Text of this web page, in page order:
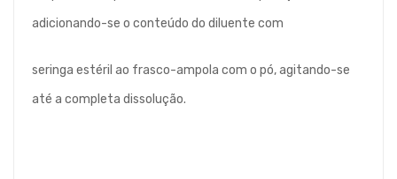
adicionando-se o conteúdo do diluente com
seringa estéril ao frasco-ampola com o pó, agitando-se
até a completa dissolução.